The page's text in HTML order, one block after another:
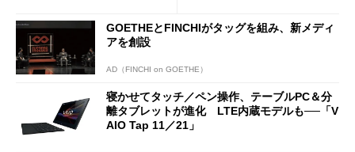
GOETHEとFINCHIがタッグを組み、新メディ
アを創設
AD（FINCHI on GOETHE）
寝かせてタッチ／ペン操作、テーブルPC＆分
離タブレットが進化 LTE内蔵モデルも──「V
AIO Tap 11／21」